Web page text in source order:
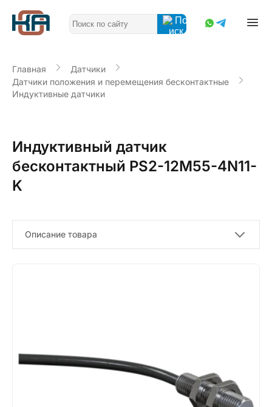
Главная
Датчики
Датчики положения и перемещения бесконтактные
Индуктивные датчики
Индуктивный датчик
бесконтактный PS2-12M55-4N11-
K
Описание товара